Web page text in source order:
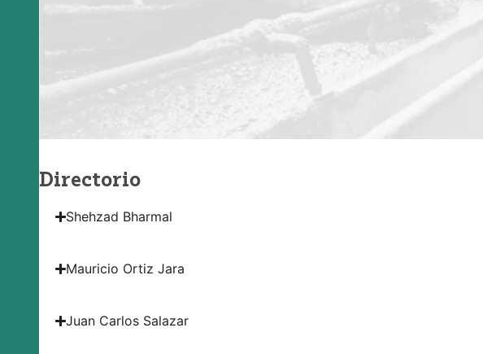
Directorio
Shehzad Bharmal
Mauricio Ortiz Jara
Juan Carlos Salazar